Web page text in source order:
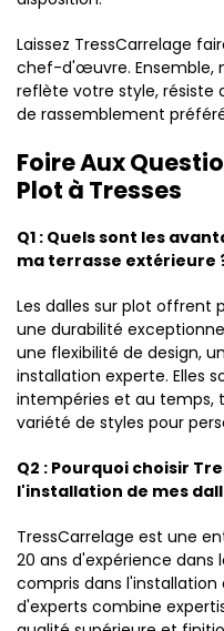
Laissez TressCarrelage
chef-d'œuvre. Ensemble,
reflète votre style, résiste
de rassemblement
Foire Aux
Plot à Tresses
Q1 : Quels sont les
ma terrasse extérieure
Les dalles sur plot offrent
une durabilité
une flexibilité de design,
installation experte. Elles
intempéries et au temps,
variété de styles pour
Q2 : Pourquoi choisir
l'installation de mes
TressCarrelage est une
20 ans d'expérience dans
compris dans l'installation
d'experts combine